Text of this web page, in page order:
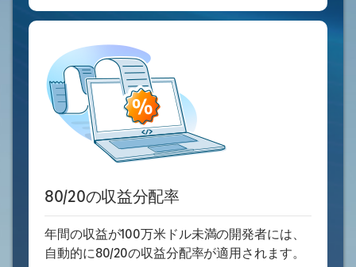
80/20の収益分配率
年間の収益が100万米ドル未満の開発者には、
自動的に80/20の収益分配率が適用されます。